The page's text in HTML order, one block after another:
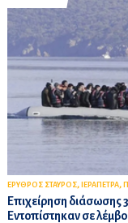
ΕΡΥΘΡΟΣ ΣΤΑΥΡΟΣ, ΙΕΡΑΠΕΤΡΑ,
Επιχείρηση διάσωσης
Εντοπίστηκαν σε λέμβο